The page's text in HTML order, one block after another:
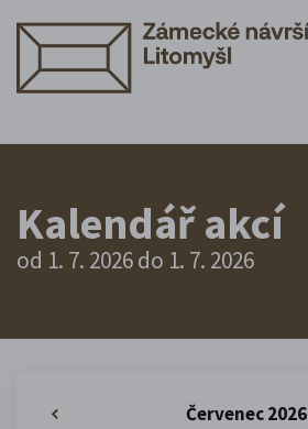
Kalendář akcí
od 1. 7. 2026 do 1. 7. 2026
Červenec 2026